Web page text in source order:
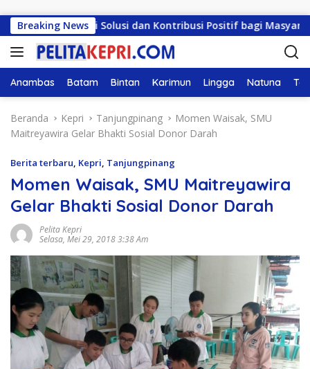
Breaking News
Mampu Beri Solusi dan Kontribusi Positif bagi Masyarakat
Anambas Batam Bintan Karimun Lingga Natuna
Beranda Kepri Tanjungpinang
Momen Waisak, SMU
Maitreyawira Gelar Bhakti Sosial Donor Darah
Berita terbaru, Kepri, Tanjungpinang
Momen Waisak, SMU Maitreyawira
Gelar Bhakti Sosial Donor Darah
Pelita Kepri
Selasa, Mei 29, 2018 3:38 Am